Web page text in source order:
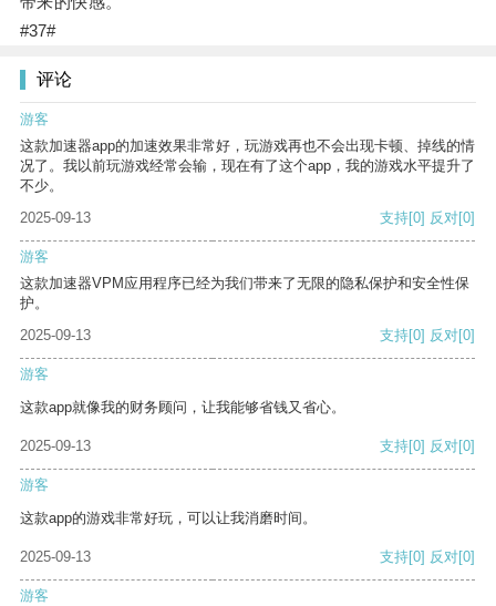
#37#
评论
游客
这款加速器app的加速效果非常好，玩游戏再也不会出现卡顿、掉线的情
况了。我以前玩游戏经常会输，现在有了这个app，我的游戏水平提升了
不少。
2025-09-13
支持[0] 反对[0]
游客
这款加速器VPM应用程序已经为我们带来了无限的隐私保护和安全性保
护。
2025-09-13
支持[0] 反对[0]
游客
这款app就像我的财务顾问，让我能够省钱又省心。
2025-09-13 支持[0] 反对[0]
游客
这款app的游戏非常好玩，可以让我消磨时间。
2025-09-13 支持[0] 反对[0]
游客